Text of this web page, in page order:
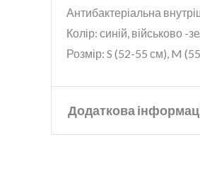
Антибактеріальна
Колір: синій, військово -
Розмір: S (52-55 см), M
Додаткова